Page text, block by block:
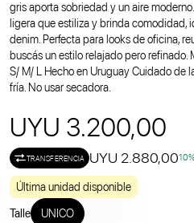
gris aporta sobriedad y un aire
ligera que estiliza y brinda comodidad,
denim. Perfecta para looks de oficina,
buscás un estilo relajado pero refinado.
S/ M/ L Hecho en Uruguay Cuidado de
fría. No usar secadora.
UYU 3.200,00
TRANSFERENCIA UYU 2.880,0010
Última unidad disponible
Talle UNICO